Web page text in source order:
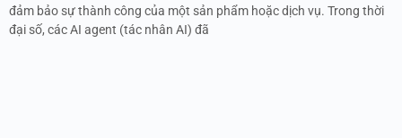
đảm bảo sự thành công của một sản phẩm hoặc dịch vụ. Trong thời
đại số, các AI agent (tác nhân AI) đã